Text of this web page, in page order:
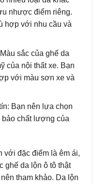
nhược điểm riêng.
hợp với nhu cầu và
sắc của ghế da
của nội thất xe. Bạn
với màu sơn xe và
Bạn nên lựa chọn
chất lượng của
với đặc điểm là êm ái,
ghế da lộn ô tô thật
tham khảo. Da lộn